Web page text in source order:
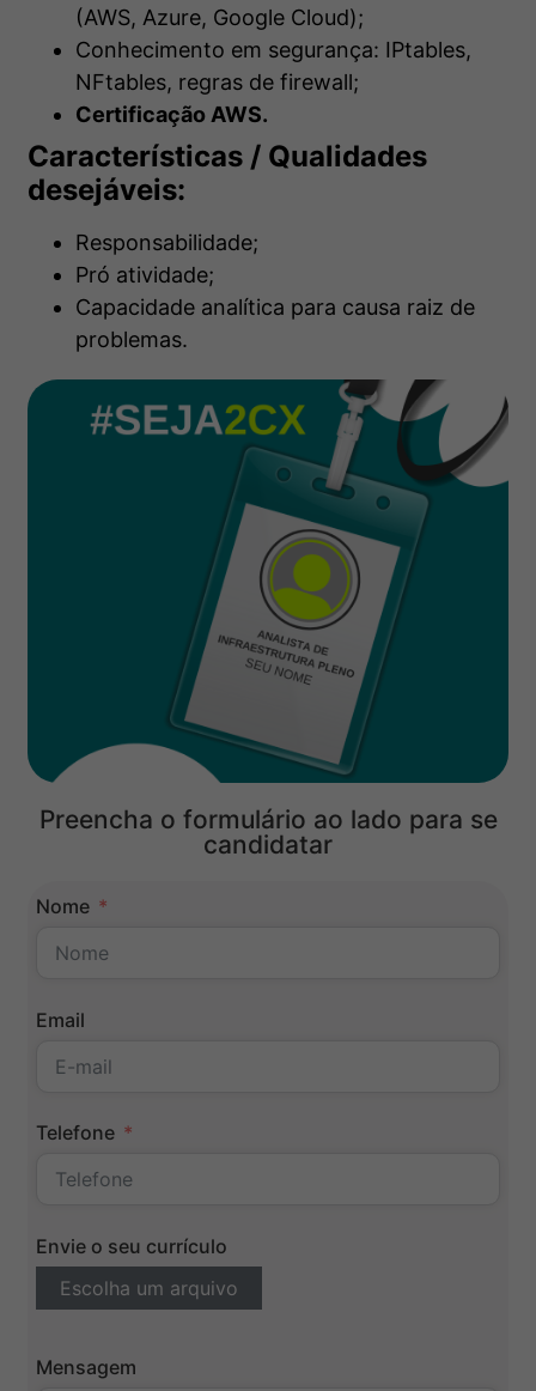
(AWS, Azure, Google Cloud);
Conhecimento em segurança: IPtables,
NFtables, regras de firewall;
Certificação AWS.
Características / Qualidades
desejáveis:
Responsabilidade;
Pró atividade;
Capacidade analítica para causa raiz de
problemas.
Preencha o formulário ao lado para se
candidatar
Nome
Email
Telefone
Envie o seu currículo
Escolha um arquivo
Mensagem